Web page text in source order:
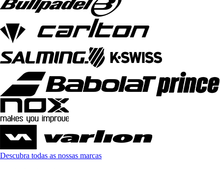
Descubra todas as nossas marcas